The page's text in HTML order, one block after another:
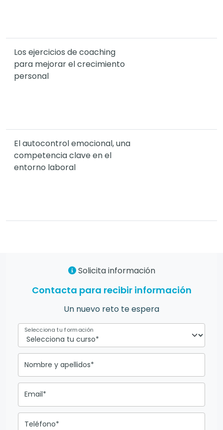
Los ejercicios de coaching
para mejorar el crecimiento
personal
El autocontrol emocional, una
competencia clave en el
entorno laboral
Solicita información
Contacta para recibir información
Un nuevo reto te espera
Selecciona tu formación
Nombre y apellidos*
Email*
Teléfono*